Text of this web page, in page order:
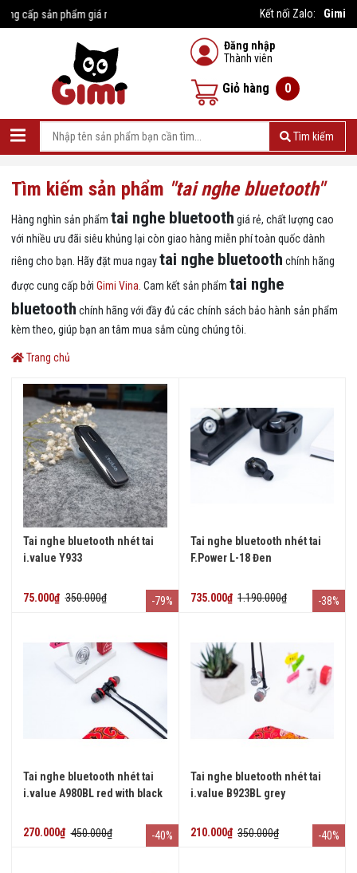
Tìm kiếm sản phẩm "tai nghe bluetooth"
Hàng nghìn sản phẩm tai nghe bluetooth giá rẻ, chất lượng cao
với nhiều ưu đãi siêu khủng lại còn giao hàng miễn phí toàn quốc dành
riêng cho bạn. Hãy đặt mua ngaytai nghe bluetooth chính hãng
được cung cấp bởi Gimi Vina . Cam kết sản phẩm tai nghe
bluetooth chính hãng với đầy đủ các chính sách bảo hành sản phẩm
kèm theo, giúp bạn an tâm mua sắm cùng chúng tôi.
Trang chủ
Tai nghe bluetooth nhét tai
i.value Y933
75.000₫ 350.000₫ -79%
Tai nghe bluetooth nhét tai
F.Power L-18 Đen
735.000₫ 1.190.000₫ -38%
Tai nghe bluetooth nhét tai
i.value A980BL red with black
270.000₫ 450.000₫ -40%
Tai nghe bluetooth nhét tai
i.value B923BL grey
210.000₫ 350.000₫ -40%
sản phẩm giá rẻ Kết nối Zalo: Gimi
Đăng nhập
Thành viên
Giỏ hàng 0
Tìm kiếm